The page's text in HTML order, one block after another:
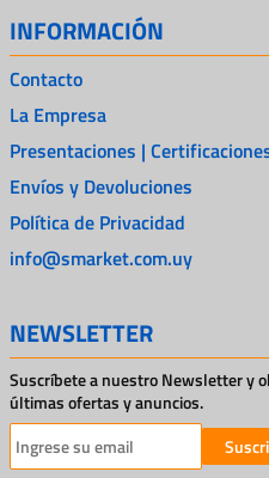
INFORMACIÓN
Contacto
La Empresa
Presentaciones |
Envíos y Devoluciones
Política de Privacidad
info@smarket.com.uy
NEWSLETTER
Suscríbete a nuestro Newsletter y
últimas ofertas y anuncios.